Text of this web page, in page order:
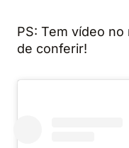
PS: Tem vídeo
de conferir!